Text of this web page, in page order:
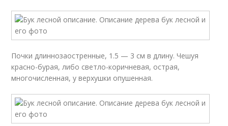
Почки длиннозаостренные, 1.5 — 3 см в длину. Чешуя
красно-бурая, либо светло-коричневая, острая,
многочисленная, у верхушки опушенная.